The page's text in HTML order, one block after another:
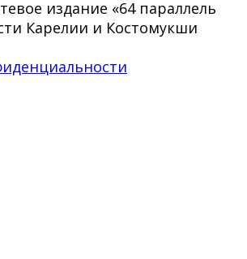
издание «64 параллель
Карелии и Костомукши